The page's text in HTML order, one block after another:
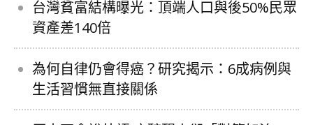
台灣貧富結構曝光：頂端人口與後50%民眾
資產差140倍
為何自律仍會得癌？研究揭示：6成病例與
生活習慣無直接關係